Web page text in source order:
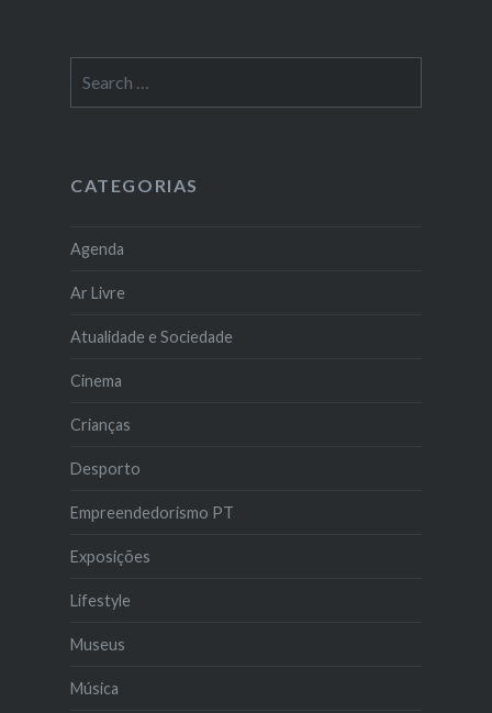
for:
CATEGORIAS
Agenda
Ar Livre
Atualidade e Sociedade
Cinema
Crianças
Desporto
Empreendedorismo PT
Exposições
Lifestyle
Museus
Música